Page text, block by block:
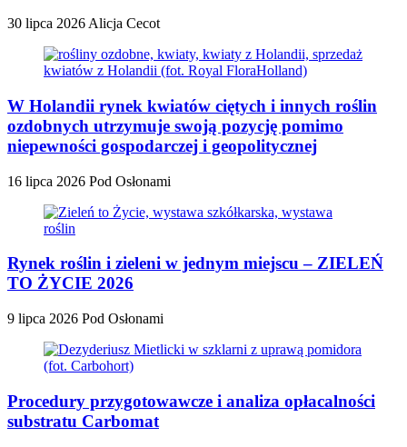
30 lipca 2026 Alicja Cecot
W Holandii rynek kwiatów ciętych i innych roślin
ozdobnych utrzymuje swoją pozycję pomimo
niepewności gospodarczej i geopolitycznej
16 lipca 2026 Pod Osłonami
Rynek roślin i zieleni w jednym miejscu – ZIELEŃ
TO ŻYCIE 2026
9 lipca 2026 Pod Osłonami
Procedury przygotowawcze i analiza opłacalności
substratu Carbomat